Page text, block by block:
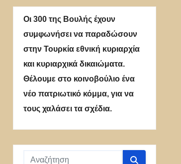
Οι 300 της Βουλής έχουν
συμφωνήσει να παραδώσουν
στην Τουρκία εθνική κυριαρχία
και κυριαρχικά δικαιώματα.
Θέλουμε στο κοινοβούλιο ένα
νέο πατριωτικό κόμμα, για να
τους χαλάσει τα σχέδια.